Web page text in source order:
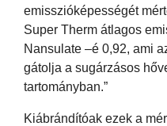
emisszióképességét
Super Therm átlagos
Nansulate –é 0,92, ami
gátolja a sugárzásos
tartományban.”
Kiábrándítóak ezek a